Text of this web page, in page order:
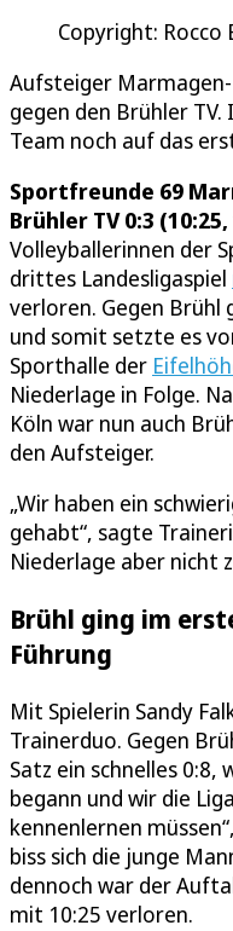
Copyright: Rocco
Aufsteiger
gegen den Brühler
Team noch auf das
Sportfreunde 69
Brühler TV 0:3
Volleyballerinnen der
drittes Landesligaspiel
verloren. Gegen Brühl
und somit setzte es
Sporthalle der
Niederlage in Folge.
Köln war nun auch
den Aufsteiger.
„Wir haben ein
gehabt“, sagte
Niederlage aber nicht
Brühl ging im
Führung
Mit Spielerin Sandy
Trainerduo. Gegen
Satz ein schnelles 0:8,
begann und wir die
kennenlernen
biss sich die junge
dennoch war der
mit 10:25 verloren.